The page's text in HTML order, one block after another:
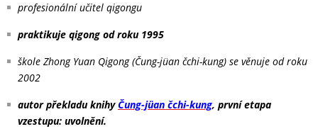
profesionální učitel qigongu
praktikuje qigong od roku 1995
škole Zhong Yuan Qigong (Čung-jüan čchi-kung) se věnuje od roku
2002
autor překladu knihyČung-jüan čchi-kung, první etapa
vzestupu: uvolnění.